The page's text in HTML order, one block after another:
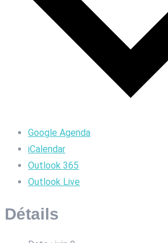
Google Agenda
iCalendar
Outlook 365
Outlook Live
Détails